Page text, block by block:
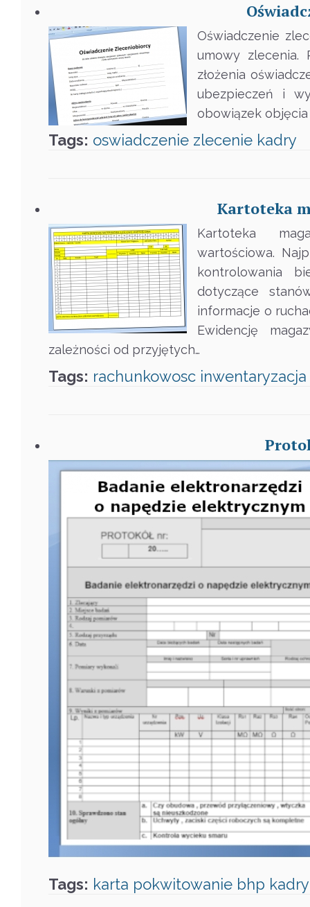
Oświadczenie
umowy zlecenia.
złożenia
ubezpieczeń i
obowiązek
Tags: oswiadczenie zlecenie kadry
Kartoteka
Kartoteka
wartościowa.
kontrolowania
dotyczące
informacje o
Ewidencję
zależności od przyjętych…
Tags: rachunkowosc inwentaryzacja
Tags: karta pokwitowanie bhp kadry